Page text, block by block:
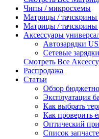
Чипы / микросхемы
Матрицы / тачскрины
Матрицы / тачскрины
Аксессуары
Автозарядки
Сетевые
Смотреть Все
Распродажа
Статьи
Обзор
Эксплуатация
Как выбрать
Как проверить
Оптический
Список